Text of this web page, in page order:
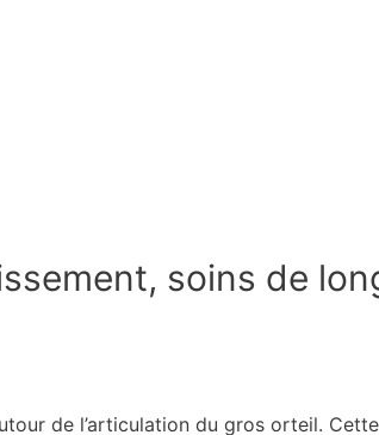
soins de
de l’articulation du gros orteil.